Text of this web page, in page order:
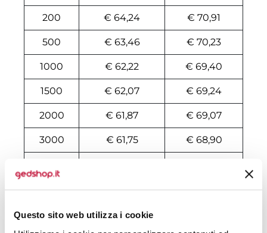
Questo sito web utilizza i cookie
200 € 64,24 € 70,91
500 € 63,46 € 70,23
1000 € 62,22 € 69,40
1500 € 62,07 € 69,24
2000 € 61,87 € 69,07
3000 € 61,75 € 68,90
10000 € 61,60 € 68,48